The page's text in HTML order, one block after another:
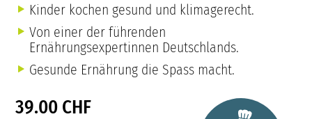
Kinder kochen gesund und klimagerecht.
Von einer der führenden
Ernährungsexpertinnen Deutschlands.
Gesunde Ernährung die Spass macht.
39.00 CHF